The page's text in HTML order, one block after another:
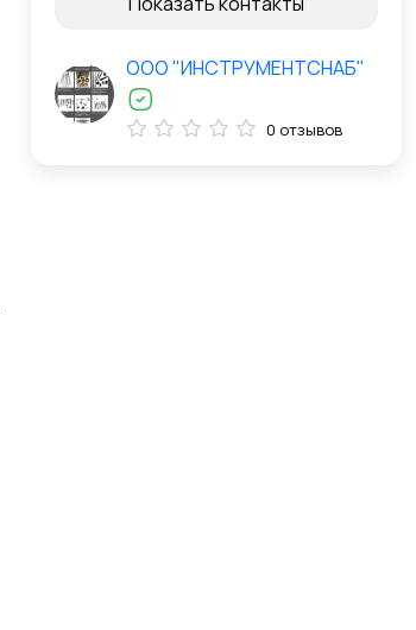
ООО "ИНСТРУМЕНТСНАБ"
0 отзывов